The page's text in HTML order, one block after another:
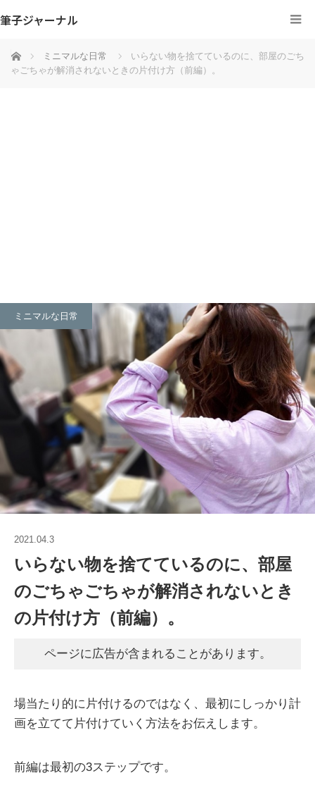
筆子ジャーナル
ホーム ミニマルな日常
いらない物を捨てているのに、部屋のごち
ゃごちゃが解消されないときの片付け方（前編）。
ミニマルな日常
2021.04.3
いらない物を捨てているのに、部屋
のごちゃごちゃが解消されないとき
の片付け方（前編）。
ページに広告が含まれることがあります。
場当たり的に片付けるのではなく、最初にしっかり計
画を立てて片付けていく方法をお伝えします。
前編は最初の3ステップです。